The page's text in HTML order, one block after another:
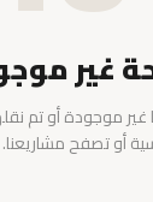
غير
غير موجودة أو تم
أو تصفح مشاريعنا.